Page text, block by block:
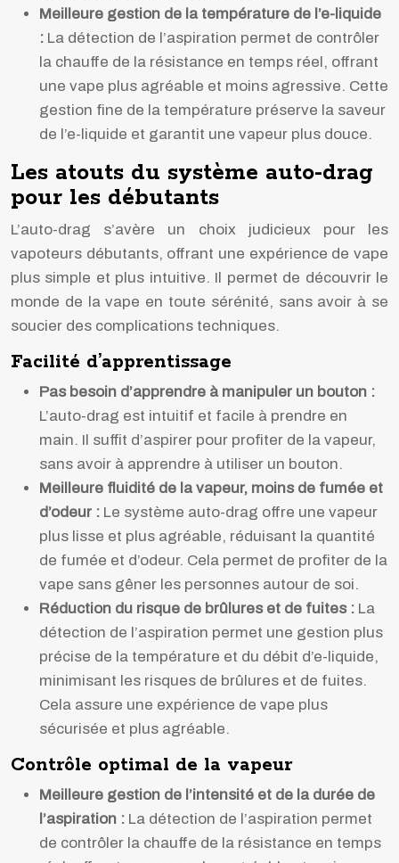
Meilleure gestion de la température de l’e-liquide
: La détection de l’aspiration permet de contrôler
la chauffe de la résistance en temps réel, offrant
une vape plus agréable et moins agressive. Cette
gestion fine de la température préserve la saveur
de l’e-liquide et garantit une vapeur plus douce.
Les atouts du système auto-drag
pour les débutants
L’auto-drag s’avère un choix judicieux pour les
vapoteurs débutants, offrant une expérience de vape
plus simple et plus intuitive. Il permet de découvrir le
monde de la vape en toute sérénité, sans avoir à se
soucier des complications techniques.
Facilité d’apprentissage
Pas besoin d’apprendre à manipuler un bouton :
L’auto-drag est intuitif et facile à prendre en
main. Il suffit d’aspirer pour profiter de la vapeur,
sans avoir à apprendre à utiliser un bouton.
Meilleure fluidité de la vapeur, moins de fumée et
d’odeur : Le système auto-drag offre une vapeur
plus lisse et plus agréable, réduisant la quantité
de fumée et d’odeur. Cela permet de profiter de la
vape sans gêner les personnes autour de soi.
Réduction du risque de brûlures et de fuites : La
détection de l’aspiration permet une gestion plus
précise de la température et du débit d’e-liquide,
minimisant les risques de brûlures et de fuites.
Cela assure une expérience de vape plus
sécurisée et plus agréable.
Contrôle optimal de la vapeur
Meilleure gestion de l’intensité et de la durée de
l’aspiration : La détection de l’aspiration permet
de contrôler la chauffe de la résistance en temps